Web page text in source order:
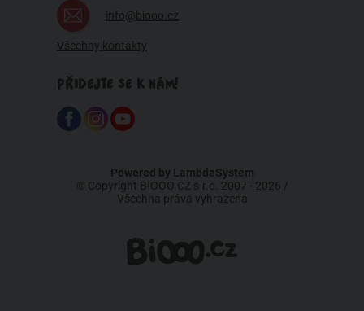
info@biooo.cz
Všechny kontakty
PŘIDEJTE SE K NÁM!
Powered by LambdaSystem
© Copyright BIOOO.CZ s.r.o. 2007 - 2026 /
Všechna práva vyhrazena